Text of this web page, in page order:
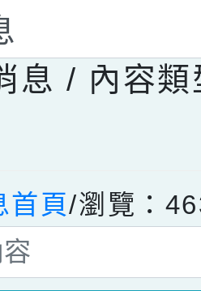
面內容會更
息 / 內容類
首頁/瀏覽：